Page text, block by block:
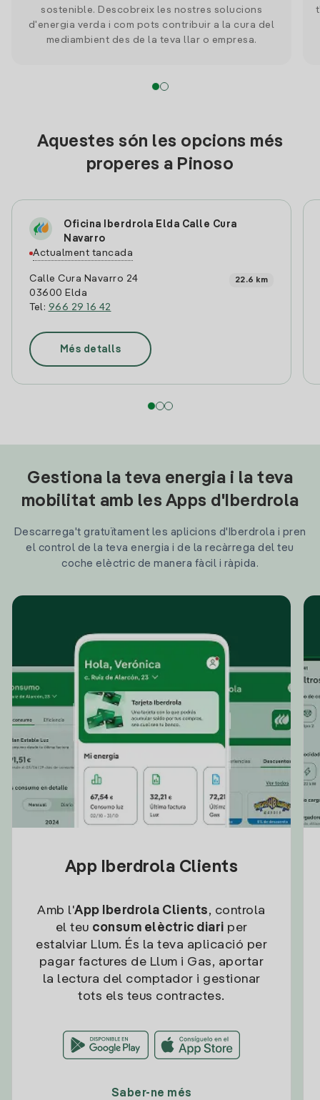
sostenible. Descobreix les nostres solucions
d'energia verda i com pots contribuir a la cura del
mediambient des de la teva llar o empresa.
Aquestes són les opcions més
properes a Pinoso
Oficina Iberdrola Elda Calle Cura
Navarro
Actualment tancada
Calle Cura Navarro 24
03600 Elda
Tel: 966 29 16 42
22.6 km
Més detalls
Gestiona la teva energia i la teva
mobilitat amb les Apps d'Iberdrola
Descarrega't gratuïtament les aplicions d'Iberdrola i pren
el control de la teva energia i de la recàrrega del teu
coche elèctric de manera fàcil i ràpida.
App Iberdrola Clients
Amb l'App Iberdrola Clients, controla
el teu consum elèctric diari per
estalviar Llum. És la teva aplicació per
pagar factures de Llum i Gas, aportar
la lectura del comptador i gestionar
tots els teus contractes.
Saber-ne més